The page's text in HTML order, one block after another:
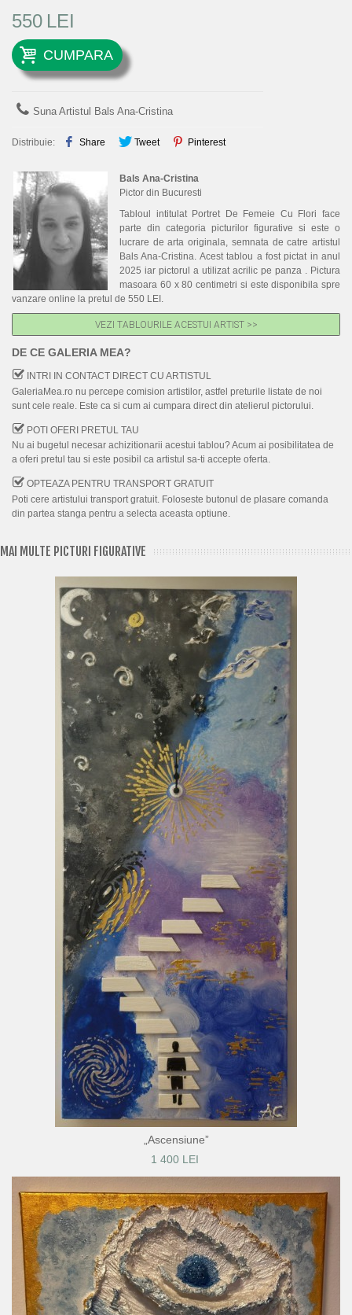
550 LEI
CUMPARA
Suna Artistul Bals Ana-Cristina
Distribuie: Share Tweet Pinterest
Bals Ana-Cristina
Pictor din Bucuresti
Tabloul intitulat Portret De Femeie Cu Flori face
parte din categoria picturilor figurative si este o
lucrare de arta originala, semnata de catre artistul
Bals Ana-Cristina. Acest tablou a fost pictat in anul
2025 iar pictorul a utilizat acrilic pe panza . Pictura
masoara 60 x 80 centimetri si este disponibila spre
vanzare online la pretul de 550 LEI.
VEZI TABLOURILE ACESTUI ARTIST >>
DE CE GALERIA MEA?
INTRI IN CONTACT DIRECT CU ARTISTUL
GaleriaMea.ro nu percepe comision artistilor, astfel preturile listate de noi
sunt cele reale. Este ca si cum ai cumpara direct din atelierul pictorului.
POTI OFERI PRETUL TAU
Nu ai bugetul necesar achizitionarii acestui tablou? Acum ai posibilitatea de
a oferi pretul tau si este posibil ca artistul sa-ti accepte oferta.
OPTEAZA PENTRU TRANSPORT GRATUIT
Poti cere artistului transport gratuit. Foloseste butonul de plasare comanda
din partea stanga pentru a selecta aceasta optiune.
MAI MULTE PICTURI FIGURATIVE
„Ascensiune”
1 400 LEI